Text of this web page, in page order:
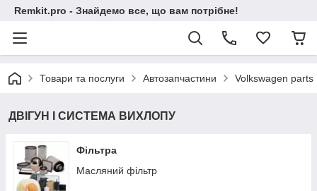
Remkit.pro - Знайдемо все, що вам потрібне!
Товари та послуги Автозапчастини Volkswagen parts
ДВІГУН І СИСТЕМА ВИХЛОПУ
Фільтра
Масляний фільтр